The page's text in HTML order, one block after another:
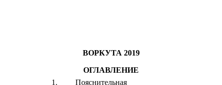
ВОРКУТА 2019
ОГЛАВЛЕНИЕ
1. Пояснительная